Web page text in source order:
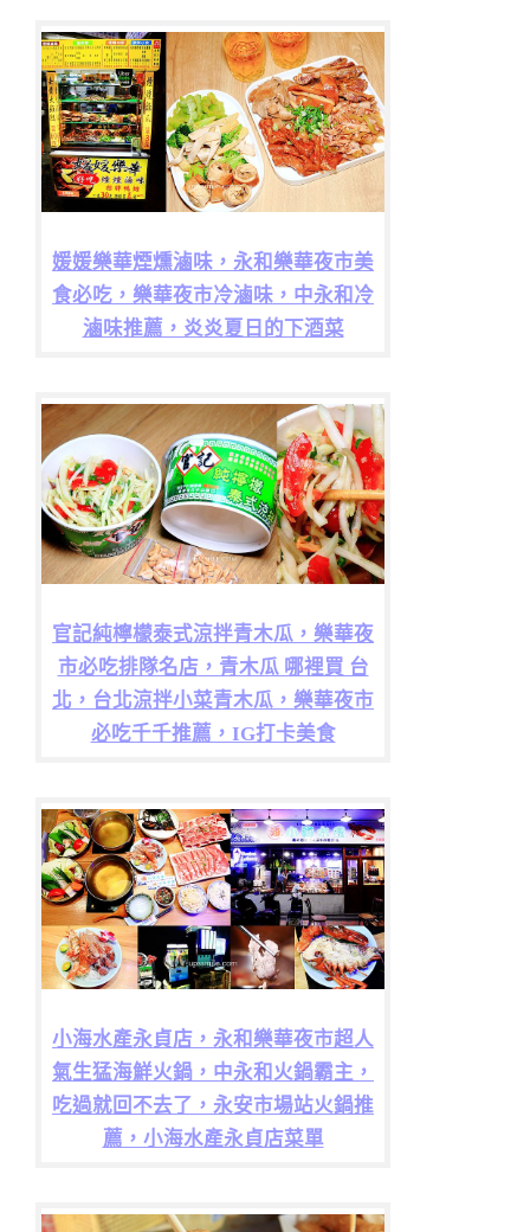
媛媛樂華煙燻滷味，永和樂華夜市美
食必吃，樂華夜市冷滷味，中永和冷
滷味推薦，炎炎夏日的下酒菜
官記純檸檬泰式涼拌青木瓜，樂華夜
市必吃排隊名店，青木瓜 哪裡買 台
北，台北涼拌小菜青木瓜，樂華夜市
必吃千千推薦，IG打卡美食
小海水產永貞店，永和樂華夜市超人
氣生猛海鮮火鍋，中永和火鍋霸主，
吃過就回不去了，永安市場站火鍋推
薦，小海水產永貞店菜單